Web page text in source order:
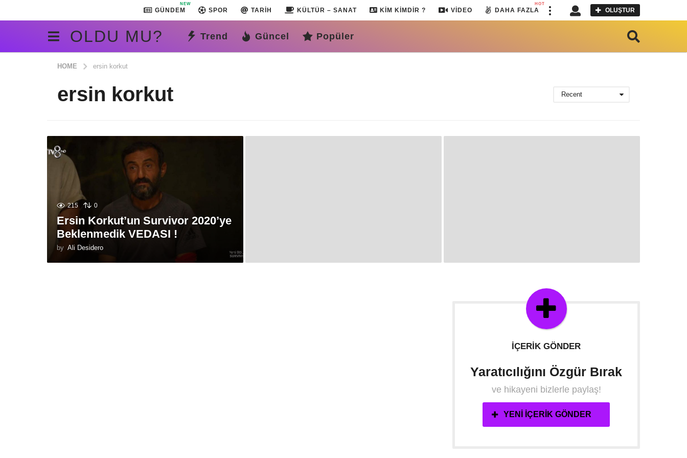
GÜNDEM
NEW
SPOR TARIH KÜLTÜR – SANAT KIM KIMDIR ? VIDEO DAHA FAZLA
HOT
OLUŞTUR
OLDU MU? Trend Güncel Popüler
HOME ersin korkut
ersin korkut Recent
215 0
Ersin Korkut’un Survivor 2020’ye
Beklenmedik VEDASI !
by Ali Desidero
İÇERIK GÖNDER
Yaratıcılığını Özgür Bırak
ve hikayeni bizlerle paylaş!
YENI İÇERIK GÖNDER